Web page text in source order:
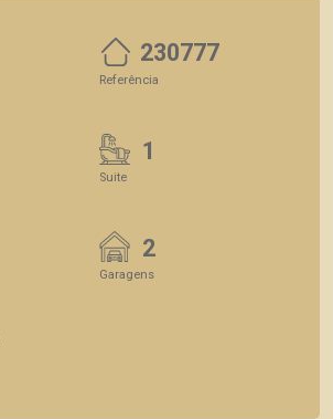
230777
Referência
1
Suite
2
Garagens